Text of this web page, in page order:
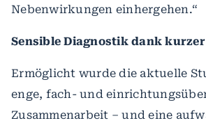
Nebenwirkungen einhergehen.“
Sensible Diagnostik dank kurzer
Ermöglicht wurde die aktuelle
enge, fach- und
Zusammenarbeit – und eine